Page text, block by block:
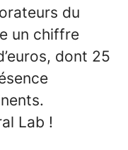
du
un chiffre
dont 25
Lab !